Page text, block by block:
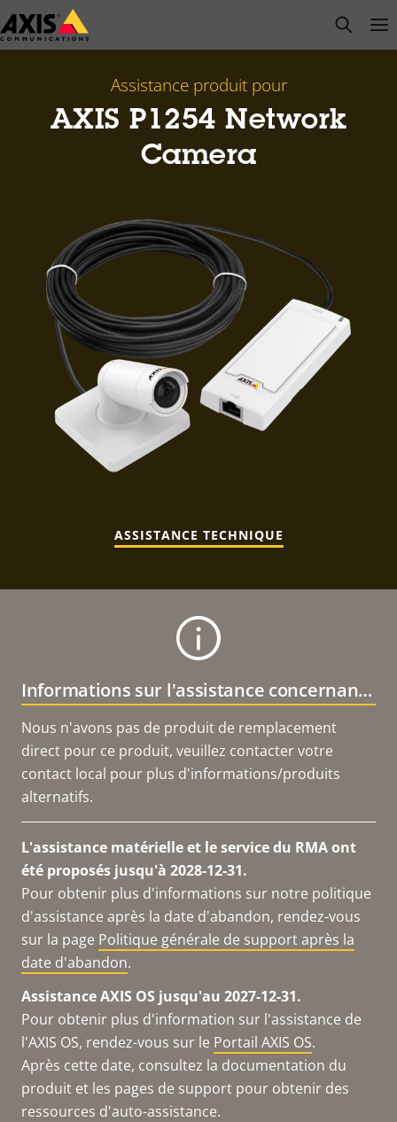
Passer
au
open
Assistance produit pour
AXIS P1254 Network
Camera
ASSISTANCE TECHNIQUE
Informations sur l'assistance concernant le produit
Nous n'avons pas de produit de remplacement
direct pour ce produit, veuillez contacter votre
contact local pour plus d'informations/produits
alternatifs.
L'assistance matérielle et le service du RMA ont
été proposés jusqu'à 2028-12-31.
Pour obtenir plus d'informations sur notre politique
d'assistance après la date d'abandon, rendez-vous
sur la page Politique générale de support après la
date d'abandon.
Assistance AXIS OS jusqu'au 2027-12-31.
Pour obtenir plus d'information sur l'assistance de
l'AXIS OS, rendez-vous sur le Portail AXIS OS.
Après cette date, consultez la documentation du
produit et les pages de support pour obtenir des
ressources d'auto-assistance.